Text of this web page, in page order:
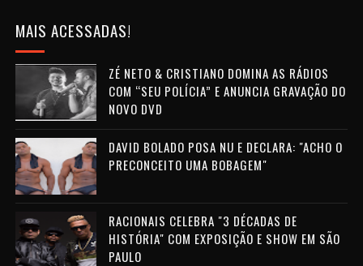
MAIS ACESSADAS!
ZÉ NETO & CRISTIANO DOMINA AS RÁDIOS
COM “SEU POLÍCIA” E ANUNCIA GRAVAÇÃO DO
NOVO DVD
DAVID BOLADO POSA NU E DECLARA: "ACHO O
PRECONCEITO UMA BOBAGEM"
RACIONAIS CELEBRA "3 DÉCADAS DE
HISTÓRIA" COM EXPOSIÇÃO E SHOW EM SÃO
PAULO